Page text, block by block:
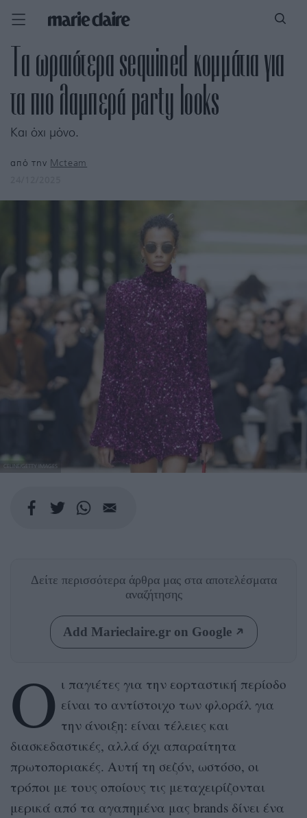
Τα ωραιότερα sequined κομμάτια για
τα πιο λαμπερά party looks
Και όχι μόνο.
από την Mcteam
CELINE/GETTY IMAGES
Δείτε περισσότερα άρθρα μας στα αποτελέσματα
αναζήτησης
Add Marieclaire.gr on Google
Ο ι παγιέτες για την εορταστική περίοδο
είναι το αντίστοιχο των φλοράλ για
την άνοιξη: είναι τέλειες και
διασκεδαστικές, αλλά όχι απαραίτητα
πρωτοποριακές. Αυτή τη σεζόν, ωστόσο, οι
τρόποι με τους οποίους τις μεταχειρίζονται
μερικά από τα αγαπημένα μας brands δίνει ένα